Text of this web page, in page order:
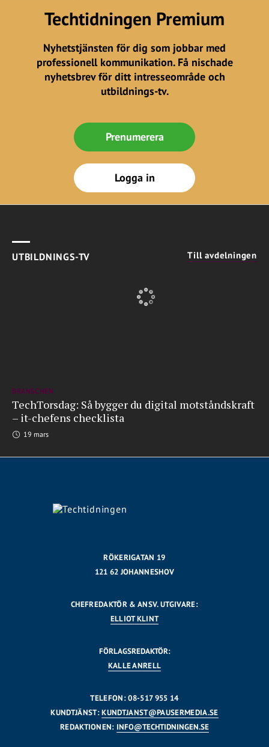
Techtidningen Premium
Nyhetstjänsten för dig som jobbar med
professionell kommunikation. Få nischade
nyhetsbrev för ditt intresseområde och
utbildnings-tv.
Prenumerera
Logga in
UTBILDNINGS-TV Till avdelningen
BRANSCHEN
TechTorsdag: Så bygger du digital motståndskraft
– it-chefens checklista
19 mars
RÖKERIGATAN 19
121 62 JOHANNESHOV
CHEFREDAKTÖR & ANSV. UTGIVARE:
ELLIOT KLINT
FÖRLAGSREDAKTÖR:
KALLE ANRELL
TELEFON: 08-517 955 14
KUNDTJÄNST:KUNDTJANST@PAUSERMEDIA.SE
REDAKTIONEN: INFO@TECHTIDNINGEN.SE